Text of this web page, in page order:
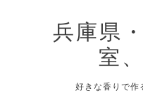
兵庫県
室
好きな香りで作